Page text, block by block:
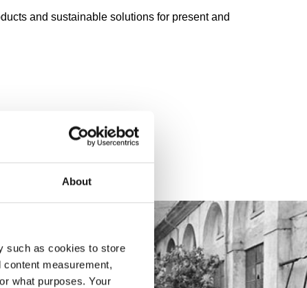
About
such as cookies to store
measurement,
what purposes. Your
and sustainable solutions for present and